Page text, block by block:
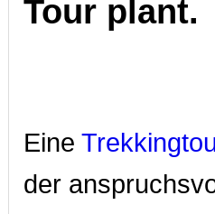
Tour plant.
Eine
der